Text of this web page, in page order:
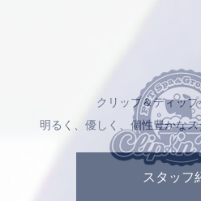
クリップ＆ディップ
明るく、優しく、個性豊かなス
スタッフ